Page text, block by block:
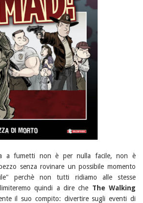
a fumetti non è per nulla facile, non è
senza rovinare un possibile momento
perchè non tutti ridiamo alle stesse
quindi a dire che The Walking
il suo compito: divertire sugli eventi di